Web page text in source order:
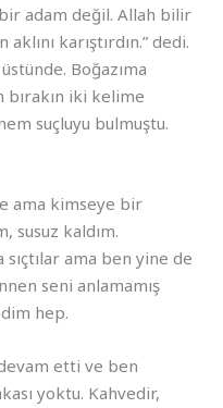
adam değil. Allah bilir
karıştırdın.” dedi.
Boğazıma
bırakın iki kelime
suçluyu bulmuştu.
ama kimseye bir
susuz kaldım.
sıçtılar ama ben yine de
seni anlamamış
hep.
etti ve ben
yoktu. Kahvedir,